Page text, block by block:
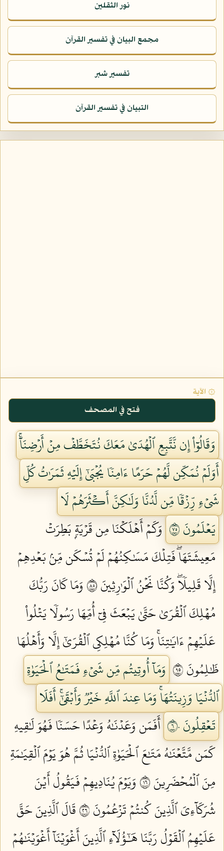
نور الثقلين
مجمع البيان في تفسير القرآن
تفسير شبر
التبيان في تفسير القرآن
۞ الآية
فتح في المصحف
وَقَالُوٓاْ إِن نَّتَّبِعِ ٱلۡهُدَىٰ مَعَكَ نُتَخَطَّفۡ مِنۡ أَرۡضِنَآۚ
أَوَلَمۡ نُمَكِّن لَّهُمۡ حَرَمًا ءَامِنٗا يُجۡبَىٰٓ إِلَيۡهِ ثَمَرَٰتُ كُلِّ
شَيۡءٖ رِّزۡقٗا مِّن لَّدُنَّا وَلَٰكِنَّ أَكۡثَرَهُمۡ لَا
يَعۡلَمُونَ ٥٧
وَكَمۡ أَهۡلَكۡنَا مِن قَرۡيَةِۭ بَطِرَتۡ
مَعِيشَتَهَاۖ فَتِلۡكَ مَسَٰكِنُهُمۡ لَمۡ تُسۡكَن مِّنۢ بَعۡدِهِمۡ
إِلَّا قَلِيلٗاۖ وَكُنَّا نَحۡنُ ٱلۡوَٰرِثِينَ ٥٨
وَمَا كَانَ رَبُّكَ
مُهۡلِكَ ٱلۡقُرَىٰ حَتَّىٰ يَبۡعَثَ فِيٓ أُمِّهَا رَسُولٗا يَتۡلُواْ
عَلَيۡهِمۡ ءَايَٰتِنَاۚ وَمَا كُنَّا مُهۡلِكِي ٱلۡقُرَىٰٓ إِلَّا وَأَهۡلُهَا
ظَٰلِمُونَ ٥٩
وَمَآ أُوتِيتُم مِّن شَيۡءٖ فَمَتَٰعُ ٱلۡحَيَوٰةِ
ٱلدُّنۡيَا وَزِينَتُهَاۚ وَمَا عِندَ ٱللَّهِ خَيۡرٞ وَأَبۡقَىٰٓۚ أَفَلَا
تَعۡقِلُونَ ٦٠
أَفَمَن وَعَدۡنَٰهُ وَعۡدًا حَسَنٗا فَهُوَ لَٰقِيهِ
كَمَن مَّتَّعۡنَٰهُ مَتَٰعَ ٱلۡحَيَوٰةِ ٱلدُّنۡيَا ثُمَّ هُوَ يَوۡمَ ٱلۡقِيَٰمَةِ
مِنَ ٱلۡمُحۡضَرِينَ ٦١
وَيَوۡمَ يُنَادِيهِمۡ فَيَقُولُ أَيۡنَ
شُرَكَآءِيَ ٱلَّذِينَ كُنتُمۡ تَزۡعُمُونَ ٦٢
قَالَ ٱلَّذِينَ حَقَّ
عَلَيۡهِمُ ٱلۡقَوۡلُ رَبَّنَا هَٰٓؤُلَآءِ ٱلَّذِينَ أَغۡوَيۡنَآ أَغۡوَيۡنَٰهُمۡ